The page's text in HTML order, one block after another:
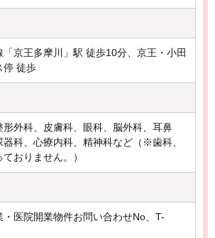
京王多摩川」駅 徒歩10分、京王・小田
停 徒歩
形外科、皮膚科、眼科、脳外科、耳鼻
科、心療内科、精神科など（※歯科、
おりません。）
・医院開業物件お問い合わせNo、T-